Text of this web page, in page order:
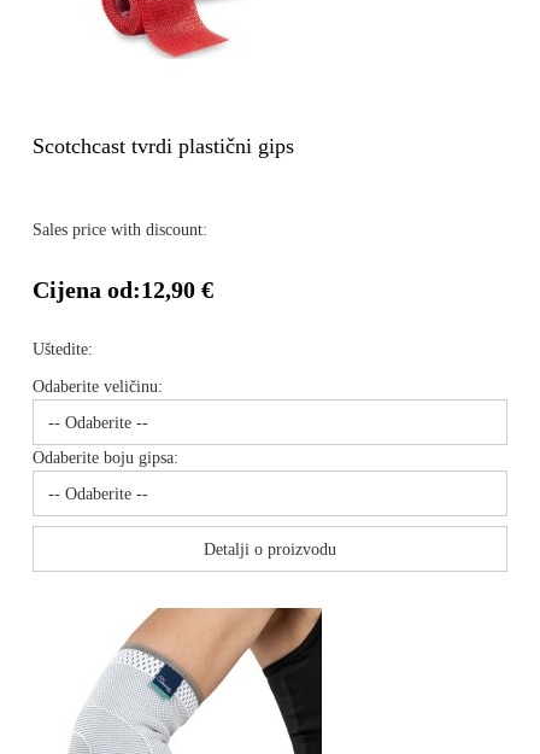
Scotchcast tvrdi plastični gips
Sales price with discount:
Cijena od:12,90 €
Uštedite:
Odaberite veličinu:
Odaberite boju gipsa:
Detalji o proizvodu